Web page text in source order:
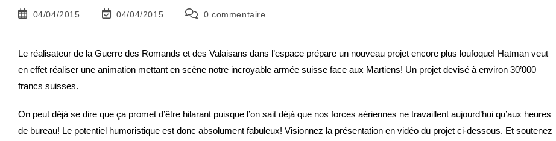
Publication
04/04/2015
Dernière
publication :
04/04/2015
Commentaires
0 commentaire
Le réalisateur de la Guerre des Romands et des Valaisans dans l’espace prépare un nouveau projet encore plus loufoque! Hatman veut
en effet réaliser une animation mettant en scène notre incroyable armée suisse face aux Martiens! Un projet devisé à environ 30’000
francs suisses.
On peut déjà se dire que ça promet d’être hilarant puisque l’on sait déjà que nos forces aériennes ne travaillent aujourd’hui qu’aux heures
de bureau! Le potentiel humoristique est donc absolument fabuleux! Visionnez la présentation en vidéo du projet ci-dessous. Et soutenez